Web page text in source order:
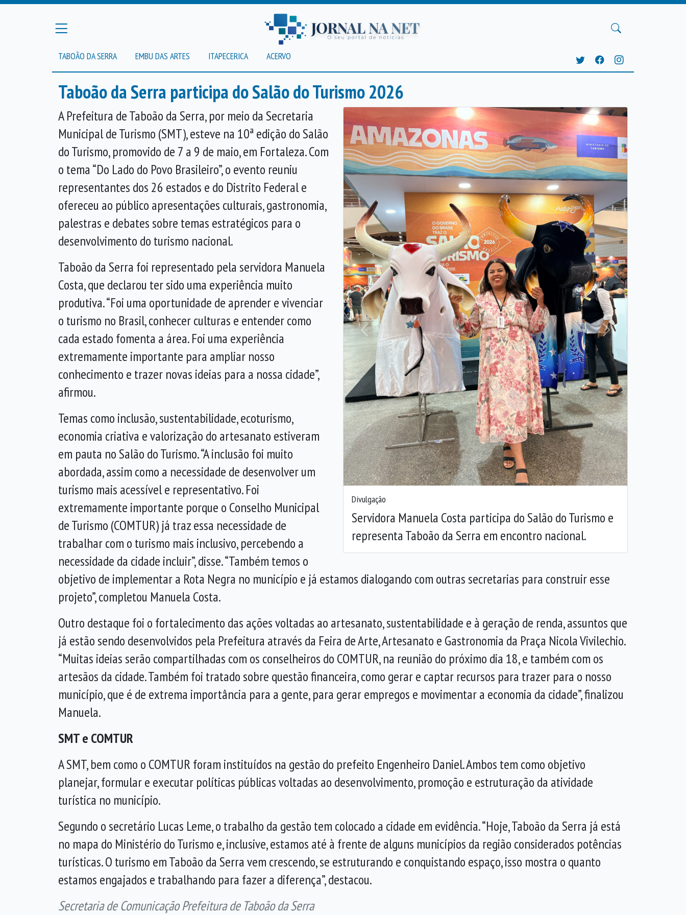
TABOÃO DA SERRA EMBU DAS ARTES ITAPECERICA ACERVO
Taboão da Serra participa do Salão do Turismo 2026
Divulgação
Servidora Manuela Costa participa do Salão do Turismo e
representa Taboão da Serra em encontro nacional.
Anterior Próxima
A Prefeitura de Taboão da Serra, por meio da Secretaria
Municipal de Turismo (SMT), esteve na 10ª edição do Salão
do Turismo, promovido de 7 a 9 de maio, em Fortaleza. Com
o tema “Do Lado do Povo Brasileiro”, o evento reuniu
representantes dos 26 estados e do Distrito Federal e
ofereceu ao público apresentações culturais, gastronomia,
palestras e debates sobre temas estratégicos para o
desenvolvimento do turismo nacional.
Taboão da Serra foi representado pela servidora Manuela
Costa, que declarou ter sido uma experiência muito
produtiva. “Foi uma oportunidade de aprender e vivenciar
o turismo no Brasil, conhecer culturas e entender como
cada estado fomenta a área. Foi uma experiência
extremamente importante para ampliar nosso
conhecimento e trazer novas ideias para a nossa cidade”,
afirmou.
Temas como inclusão, sustentabilidade, ecoturismo,
economia criativa e valorização do artesanato estiveram
em pauta no Salão do Turismo. “A inclusão foi muito
abordada, assim como a necessidade de desenvolver um
turismo mais acessível e representativo. Foi
extremamente importante porque o Conselho Municipal
de Turismo (COMTUR) já traz essa necessidade de
trabalhar com o turismo mais inclusivo, percebendo a
necessidade da cidade incluir”, disse. “Também temos o
objetivo de implementar a Rota Negra no município e já estamos dialogando com outras secretarias para construir esse
projeto”, completou Manuela Costa.
Outro destaque foi o fortalecimento das ações voltadas ao artesanato, sustentabilidade e à geração de renda, assuntos que
já estão sendo desenvolvidos pela Prefeitura através da Feira de Arte, Artesanato e Gastronomia da Praça Nicola Vivilechio.
“Muitas ideias serão compartilhadas com os conselheiros do COMTUR, na reunião do próximo dia 18, e também com os
artesãos da cidade. Também foi tratado sobre questão financeira, como gerar e captar recursos para trazer para o nosso
município, que é de extrema importância para a gente, para gerar empregos e movimentar a economia da cidade”, finalizou
Manuela.
SMT e COMTUR
A SMT, bem como o COMTUR foram instituídos na gestão do prefeito Engenheiro Daniel. Ambos tem como objetivo
planejar, formular e executar políticas públicas voltadas ao desenvolvimento, promoção e estruturação da atividade
turística no município.
Segundo o secretário Lucas Leme, o trabalho da gestão tem colocado a cidade em evidência. “Hoje, Taboão da Serra já está
no mapa do Ministério do Turismo e, inclusive, estamos até à frente de alguns municípios da região considerados potências
turísticas. O turismo em Taboão da Serra vem crescendo, se estruturando e conquistando espaço, isso mostra o quanto
estamos engajados e trabalhando para fazer a diferença”, destacou.
Secretaria de Comunicação Prefeitura de Taboão da Serra